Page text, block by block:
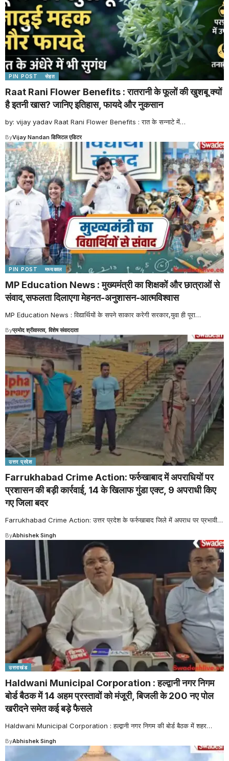
PIN POST सेहत
Raat Rani Flower Benefits : रातरानी के फूलों की खुशबू क्यों
है इतनी खास? जानिए इतिहास, फायदे और नुकसान
by: vijay yadav Raat Rani Flower Benefits : रात के सन्नाटे में…
ByVijay Nandan डिजिटल एडिटर
PIN POST मध्यकाल
MP Education News : मुख्यमंत्री का शिक्षकों और छात्राओं से
संवाद,सफलता दिलाएगा मेहनत-अनुशासन-आत्मविश्वास
MP Education News : विद्यार्थियों के सपने साकार करेगी सरकार,युवा ही पूरा…
Byप्रमोद श्रीवास्तव, विशेष संवाददाता
उत्तर प्रदेश
Farrukhabad Crime Action: फर्रुखाबाद में अपराधियों पर
प्रशासन की बड़ी कार्रवाई, 14 के खिलाफ गुंडा एक्ट, 9 अपराधी किए
गए जिला बदर
Farrukhabad Crime Action: उत्तर प्रदेश के फर्रुखाबाद जिले में अपराध पर प्रभावी…
ByAbhishek Singh
उत्तराखंड
Haldwani Municipal Corporation : हल्द्वानी नगर निगम
बोर्ड बैठक में 14 अहम प्रस्तावों को मंजूरी, बिजली के 200 नए पोल
खरीदने समेत कई बड़े फैसले
Haldwani Municipal Corporation : हल्द्वानी नगर निगम की बोर्ड बैठक में शहर…
ByAbhishek Singh